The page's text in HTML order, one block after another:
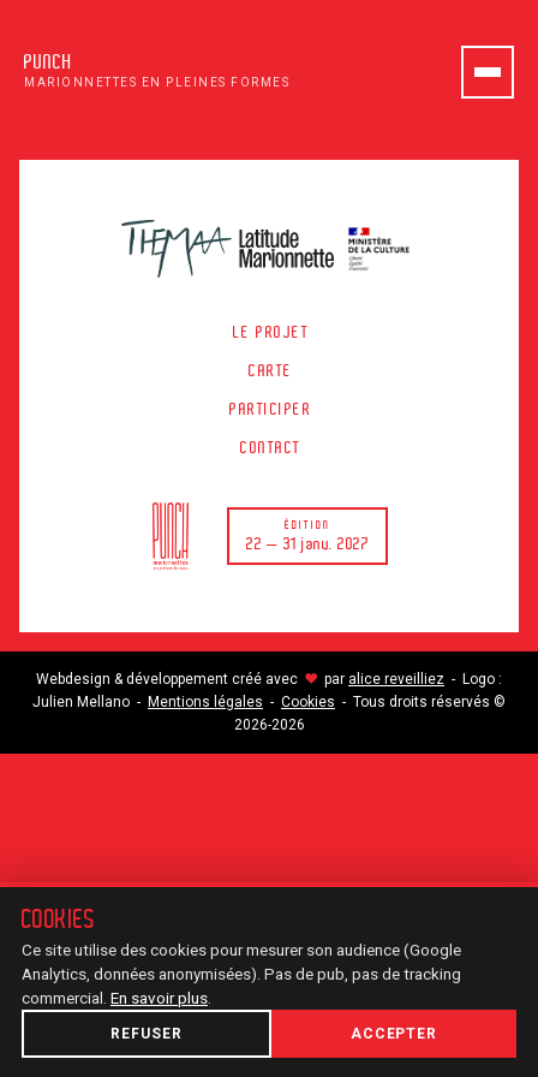
PUNCH
MARIONNETTES EN PLEINES FORMES
LE PROJET
CARTE
PARTICIPER
CONTACT
ÉDITION
22 — 31 janv. 2027
Webdesign & développement créé avec ♥ par alice reveilliez - Logo :
Julien Mellano - Mentions légales - Cookies - Tous droits réservés ©
2026-2026
COOKIES
Ce site utilise des cookies pour mesurer son audience (Google
Analytics, données anonymisées). Pas de pub, pas de tracking
commercial. En savoir plus
REFUSER ACCEPTER